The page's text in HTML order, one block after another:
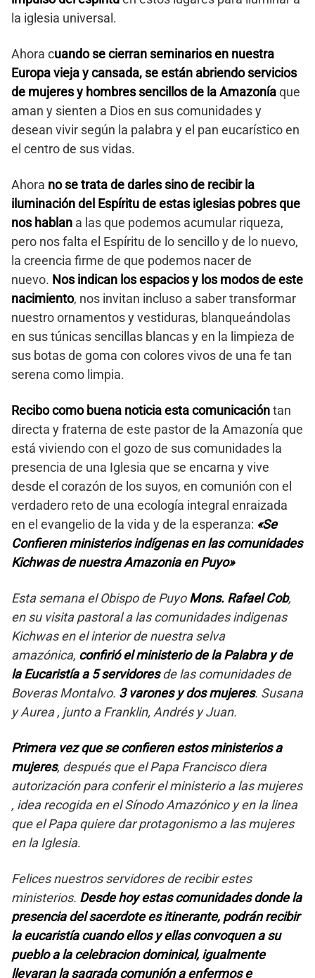
la iglesia universal.
Ahora cuando se cierran seminarios en nuestra
Europa vieja y cansada, se están abriendo servicios
de mujeres y hombres sencillos de la Amazoníaque
aman y sienten a Dios en sus comunidades y
desean vivir según la palabra y el pan eucarístico en
el centro de sus vidas.
Ahora no se trata de darles sino de recibir la
iluminación del Espíritu de estas iglesias pobres que
nos hablan a las que podemos acumular riqueza,
pero nos falta el Espíritu de lo sencillo y de lo nuevo,
la creencia firme de que podemos nacer de
nuevo. Nos indican los espacios y los modos de este
nacimiento, nos invitan incluso a saber transformar
nuestro ornamentos y vestiduras, blanqueándolas
en sus túnicas sencillas blancas y en la limpieza de
sus botas de goma con colores vivos de una fe tan
serena como limpia.
Recibo como buena noticia esta comunicacióntan
directa y fraterna de este pastor de la Amazonía que
está viviendo con el gozo de sus comunidades la
presencia de una Iglesia que se encarna y vive
desde el corazón de los suyos, en comunión con el
verdadero reto de una ecología integral enraizada
en el evangelio de la vida y de la esperanza: «Se
Confieren ministerios indígenas en las comunidades
Kichwas de nuestra Amazonia en Puyo»
Esta semana el Obispo de PuyoMons. Rafael Cob,
en su visita pastoral a las comunidades indigenas
Kichwas en el interior de nuestra selva
amazónica, confirió el ministerio de la Palabra y de
la Eucaristía a 5 servidoresde las comunidades de
Boveras Montalvo. 3 varones y dos mujeres. Susana
y Aurea , junto a Franklin, Andrés y Juan.
Primera vez que se confieren estos ministerios a
mujeres, después que el Papa Francisco diera
autorización para conferir el ministerio a las mujeres
, idea recogida en el Sínodo Amazónico y en la linea
que el Papa quiere dar protagonismo a las mujeres
en la Iglesia.
Felices nuestros servidores de recibir estes
ministerios. Desde hoy estas comunidades donde la
presencia del sacerdote es itinerante, podrán recibir
la eucaristía cuando ellos y ellas convoquen a su
pueblo a la celebracion dominical, igualmente
llevaran la sagrada comunión a enfermos e